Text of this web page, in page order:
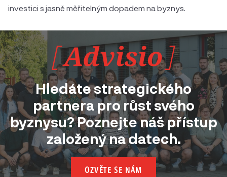
investici s jasně měřitelným dopadem na byznys.
Hledáte strategického
partnera pro růst svého
byznysu? Poznejte náš přístup
založený na datech.
OZVĚTE SE NÁM